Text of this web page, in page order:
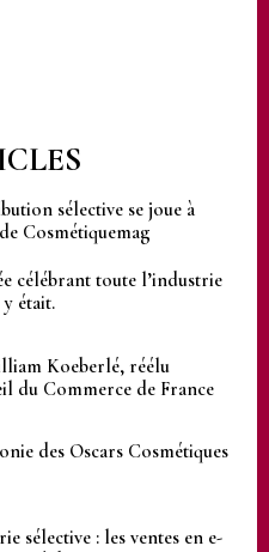
sélective se joue à
Cosmétiquemag
célébrant toute l’industrie
était.
Koeberlé, réélu
du Commerce de France
des Oscars Cosmétiques
sélective : les ventes en e-